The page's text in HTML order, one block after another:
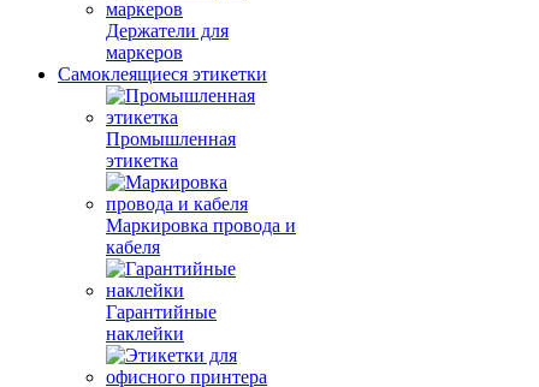
Держатели для
маркеров
Самоклеящиеся этикетки
Промышленная
этикетка
Маркировка провода и
кабеля
Гарантийные
наклейки